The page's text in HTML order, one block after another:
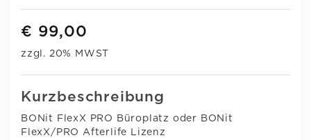
€ 99,00
zzgl. 20% MWST
Kurzbeschreibung
BONit FlexX PRO Büroplatz oder BONit
FlexX/PRO Afterlife Lizenz